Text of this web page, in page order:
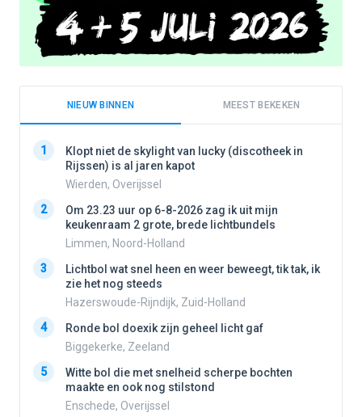
NIEUW BINNEN MEEST BEKEKEN
1
Klopt niet de skylight van lucky (discotheek in
Rijssen) is al jaren kapot
Wierden, Overijssel
2
Om 23.23 uur op 6-8-2026 zag ik uit mijn
keukenraam 2 grote, brede lichtbundels
Limmen, Noord-Holland
3
Lichtbol wat snel heen en weer beweegt, tik tak, ik
zie het nog steeds
Hazerswoude-Rijndijk, Zuid-Holland
4
Ronde bol doexik zijn geheel licht gaf
Biggekerke, Zeeland
5
Witte bol die met snelheid scherpe bochten
maakte en ook nog stilstond
Enschede, Overijssel